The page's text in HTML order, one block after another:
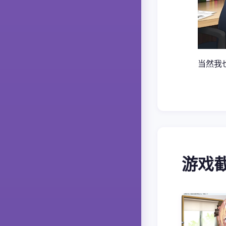
当然我
游戏